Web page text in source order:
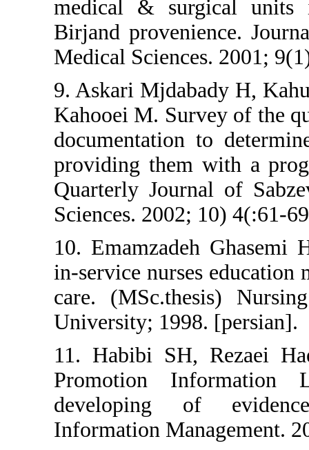
medical &
Birjand
Medical Sciences.
9. Askari Mjdabady
Kahooei M. Survey
documentation to
providing them
Quarterly Journal
Sciences. 2002; 10)
10. Emamzadeh
in-service nurses
care. (MSc.thesis)
University; 1998.
11. Habibi SH,
Promotion
developing of
Information